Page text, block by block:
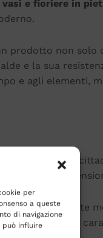
per
a queste
di navigazione
può influire
vasi e fioriere in
prodotto non solo
e la sua
e agli elementi,
il tuo balcone
di stili e
ambiente
di personalità e